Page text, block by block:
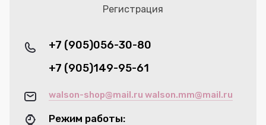
Регистрация
+7 (905)056-30-80
+7 (905)149-95-61
walson-shop@mail.ru walson.mm@mail.ru
Режим работы: